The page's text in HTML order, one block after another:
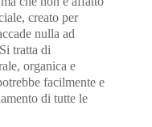
creato per
nulla ad
tratta di
organica e
facilmente e
di tutte le